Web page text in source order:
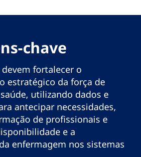
chave
fortalecer o
estratégico da força de
utilizando dados e
antecipar necessidades,
de profissionais e
e a
enfermagem nos sistemas